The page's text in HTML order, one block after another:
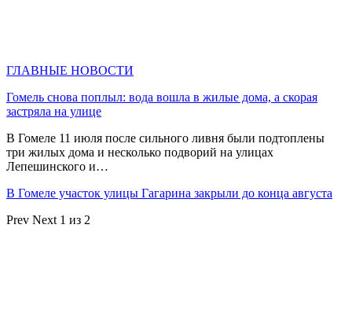
ГЛАВНЫЕ НОВОСТИ
Гомель снова поплыл: вода вошла в жилые дома, а скорая
застряла на улице
В Гомеле 11 июля после сильного ливня были подтоплены
три жилых дома и несколько подворий на улицах
Лепешинского и…
В Гомеле участок улицы Гагарина закрыли до конца августа
Prev Next 1 из 2